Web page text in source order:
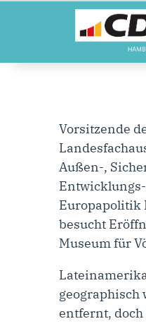
MOIN!
AKTUELLES
KONTAKT
SPENDEN
MITGLIED
Vorsitzende
Außen-,
Europapolitik
besucht
Museum für
entfernt,